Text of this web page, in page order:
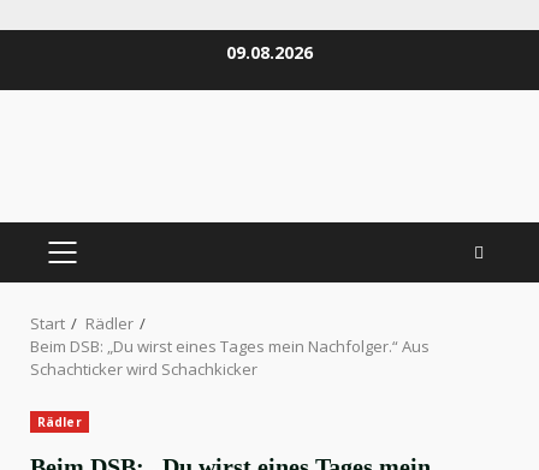
09.08.2026
PRIMÄRES
Start
Rädler
Beim DSB: „Du wirst eines Tages mein Nachfolger.“ Aus
Schachticker wird Schachkicker
Rädler